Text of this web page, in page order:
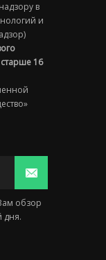
в
и
16
обзор
дня.